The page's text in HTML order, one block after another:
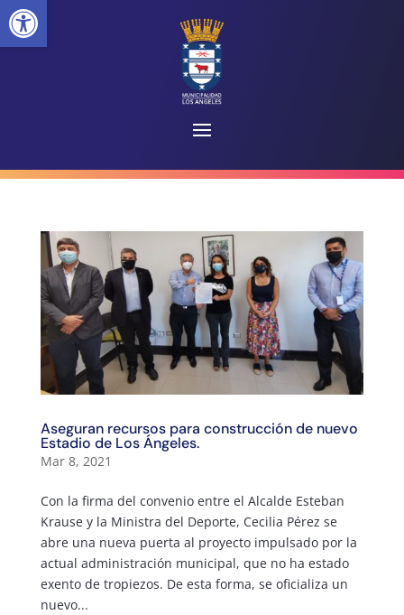
Aseguran recursos para construcción de nuevo
Estadio de Los Ángeles.
Mar 8, 2021
Con la firma del convenio entre el Alcalde Esteban
Krause y la Ministra del Deporte, Cecilia Pérez se
abre una nueva puerta al proyecto impulsado por la
actual administración municipal, que no ha estado
exento de tropiezos. De esta forma, se oficializa un
nuevo...